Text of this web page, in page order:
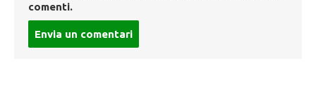
comenti.